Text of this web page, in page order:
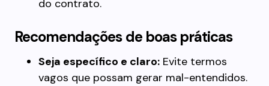
do contrato.
Recomendações de boas práticas
Seja específico e claro: Evite termos
vagos que possam gerar mal-entendidos.